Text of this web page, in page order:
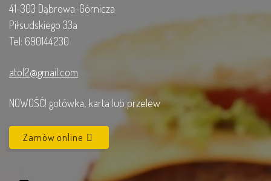
41-303 Dąbrowa-Górnicza
Piłsudskiego 33a
Tel: 690144230
atol2@gmail.com
NOWOŚĆ! gotówka, karta lub przelew
Zamów online